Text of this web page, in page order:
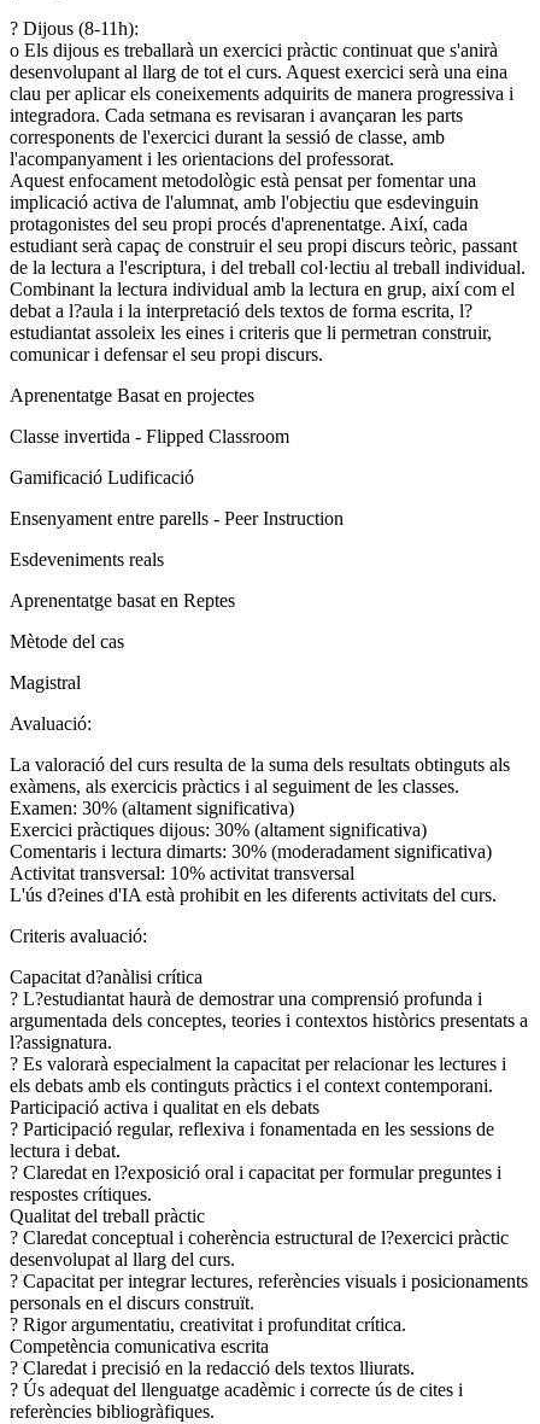
? Dijous (8-11h):
o Els dijous es treballarà un exercici pràctic continuat que s'anirà
desenvolupant al llarg de tot el curs. Aquest exercici serà una eina
clau per aplicar els coneixements adquirits de manera progressiva i
integradora. Cada setmana es revisaran i avançaran les parts
corresponents de l'exercici durant la sessió de classe, amb
l'acompanyament i les orientacions del professorat.
Aquest enfocament metodològic està pensat per fomentar una
implicació activa de l'alumnat, amb l'objectiu que esdevinguin
protagonistes del seu propi procés d'aprenentatge. Així, cada
estudiant serà capaç de construir el seu propi discurs teòric, passant
de la lectura a l'escriptura, i del treball col·lectiu al treball individual.
Combinant la lectura individual amb la lectura en grup, així com el
debat a l?aula i la interpretació dels textos de forma escrita, l?
estudiantat assoleix les eines i criteris que li permetran construir,
comunicar i defensar el seu propi discurs.
Aprenentatge Basat en projectes
Classe invertida - Flipped Classroom
Gamificació Ludificació
Ensenyament entre parells - Peer Instruction
Esdeveniments reals
Aprenentatge basat en Reptes
Mètode del cas
Magistral
Avaluació:
La valoració del curs resulta de la suma dels resultats obtinguts als
exàmens, als exercicis pràctics i al seguiment de les classes.
Examen: 30% (altament significativa)
Exercici pràctiques dijous: 30% (altament significativa)
Comentaris i lectura dimarts: 30% (moderadament significativa)
Activitat transversal: 10% activitat transversal
L'ús d?eines d'IA està prohibit en les diferents activitats del curs.
Criteris avaluació:
Capacitat d?anàlisi crítica
? L?estudiantat haurà de demostrar una comprensió profunda i
argumentada dels conceptes, teories i contextos històrics presentats a
l?assignatura.
? Es valorarà especialment la capacitat per relacionar les lectures i
els debats amb els continguts pràctics i el context contemporani.
Participació activa i qualitat en els debats
? Participació regular, reflexiva i fonamentada en les sessions de
lectura i debat.
? Claredat en l?exposició oral i capacitat per formular preguntes i
respostes crítiques.
Qualitat del treball pràctic
? Claredat conceptual i coherència estructural de l?exercici pràctic
desenvolupat al llarg del curs.
? Capacitat per integrar lectures, referències visuals i posicionaments
personals en el discurs construït.
? Rigor argumentatiu, creativitat i profunditat crítica.
Competència comunicativa escrita
? Claredat i precisió en la redacció dels textos lliurats.
? Ús adequat del llenguatge acadèmic i correcte ús de cites i
referències bibliogràfiques.